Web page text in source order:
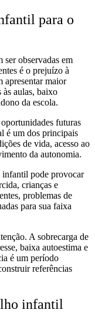
para o
observadas em
é o prejuízo à
apresentar maior
aulas, baixo
da escola.
futuras
é um dos principais
de vida, acesso ao
da autonomia.
infantil pode provocar
crianças e
problemas de
para sua faixa
A sobrecarga de
baixa autoestima e
é um período
referências
infantil